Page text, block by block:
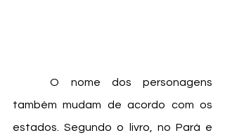
	O nome dos personagens
também mudam de acordo com os
estados. Segundo o livro, no Pará e